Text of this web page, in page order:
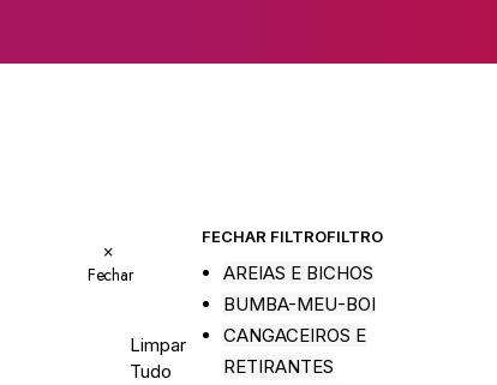
×
Fechar
Limpar
Tudo
FECHAR FILTROFILTRO
AREIAS E BICHOS
BUMBA-MEU-BOI
CANGACEIROS E
RETIRANTES